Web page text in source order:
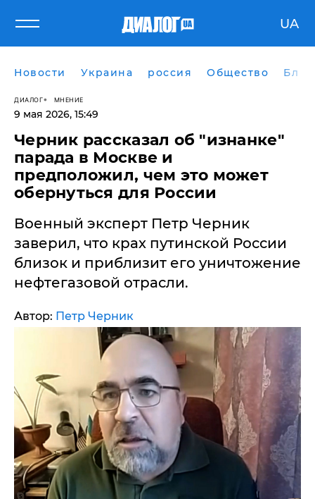
UA
Новости Украина россия Общество
ДИАЛОГ МНЕНИЕ
9 мая 2026, 15:49
Черник рассказал об "изнанке"
парада в Москве и
предположил, чем это может
обернуться для России
Военный эксперт Петр Черник
заверил, что крах путинской России
близок и приблизит его уничтожение
нефтегазовой отрасли.
Автор: Петр Черник